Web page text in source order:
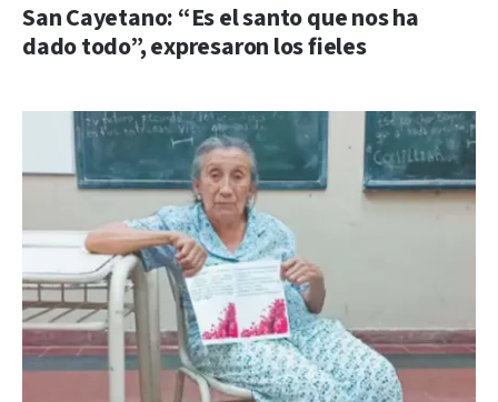
San Cayetano: “Es el santo que nos ha
dado todo”, expresaron los fieles